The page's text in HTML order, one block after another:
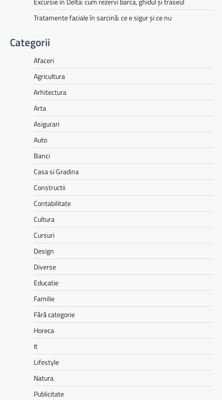
Tratamente faciale în sarcină: ce e sigur și ce nu
Categorii
Afaceri
Agricultura
Arhitectura
Arta
Asigurari
Auto
Banci
Casa si Gradina
Constructii
Contabilitate
Cultura
Cursuri
Design
Diverse
Educatie
Familie
Fără categorie
Horeca
It
Lifestyle
Natura
Publicitate